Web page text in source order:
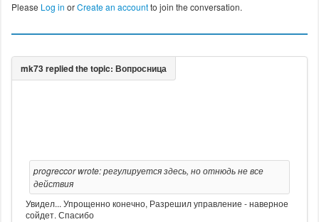
Please Log in orCreate an accountto join the conversation.
progreccor wrote: регулируется здесь, но отнюдь не все
действия
Увидел... Упрощенно конечно, Разрешил управление - наверное
сойдет. Спасибо